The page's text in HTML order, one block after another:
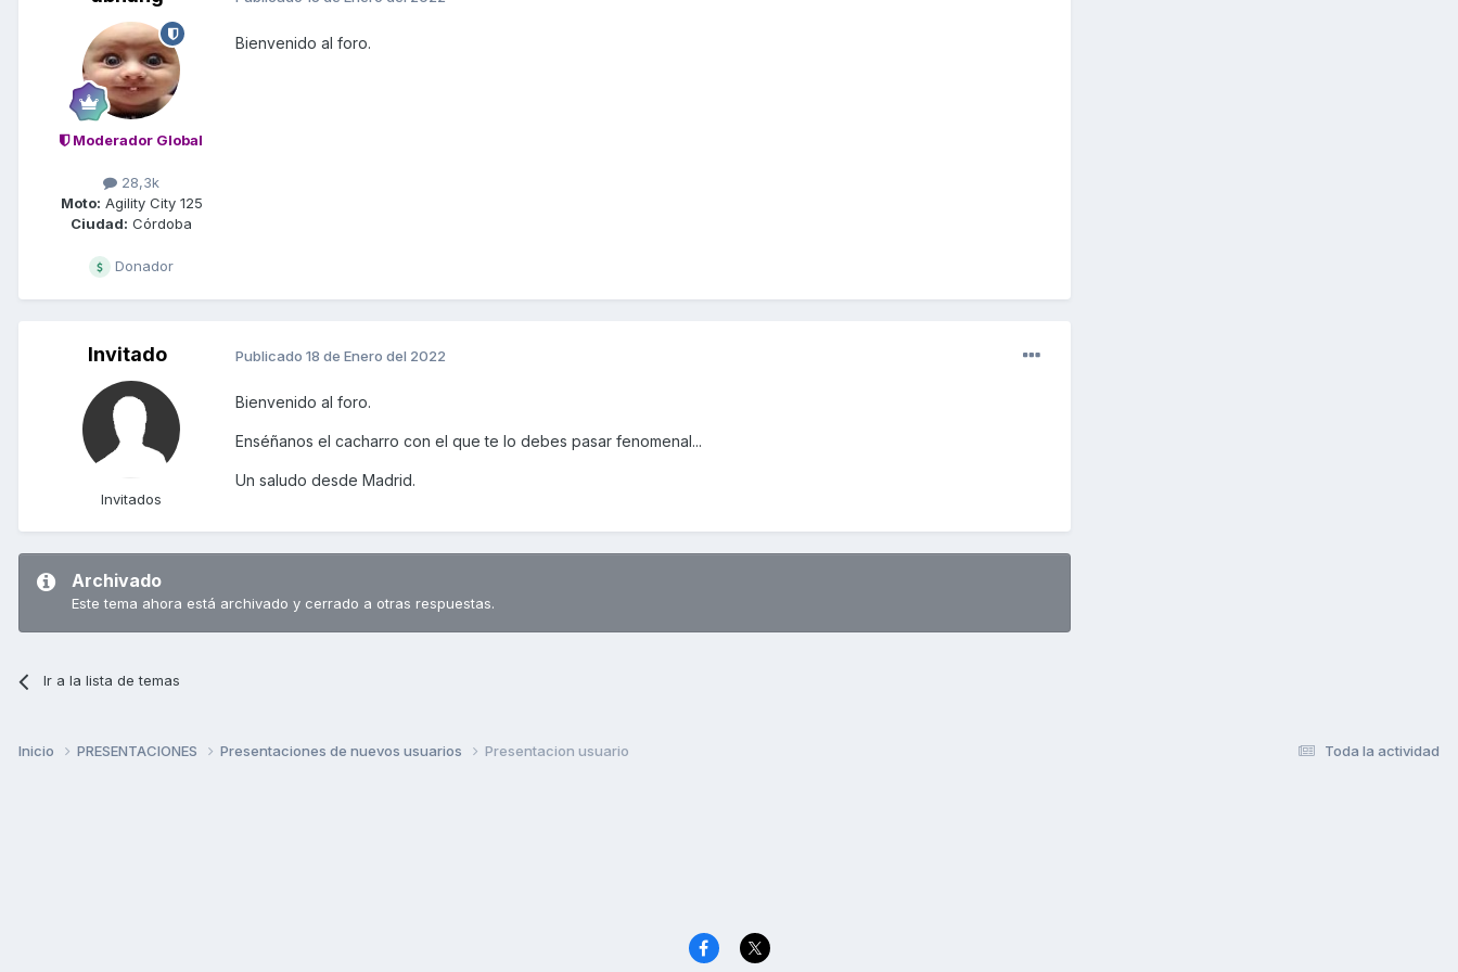
Moderador Global
28,3k
Moto: Agility City 125
Ciudad: Córdoba
Donador
Bienvenido al foro.
Invitado
Invitados
Publicado 18 de Enero del 2022
Bienvenido al foro.
Enséñanos el cacharro con el que te lo debes pasar fenomenal...
Un saludo desde Madrid.
Archivado
Este tema ahora está archivado y cerrado a otras respuestas.
Ir a la lista de temas
Toda la actividad
Inicio PRESENTACIONES Presentaciones de nuevos usuarios Presentacion usuario